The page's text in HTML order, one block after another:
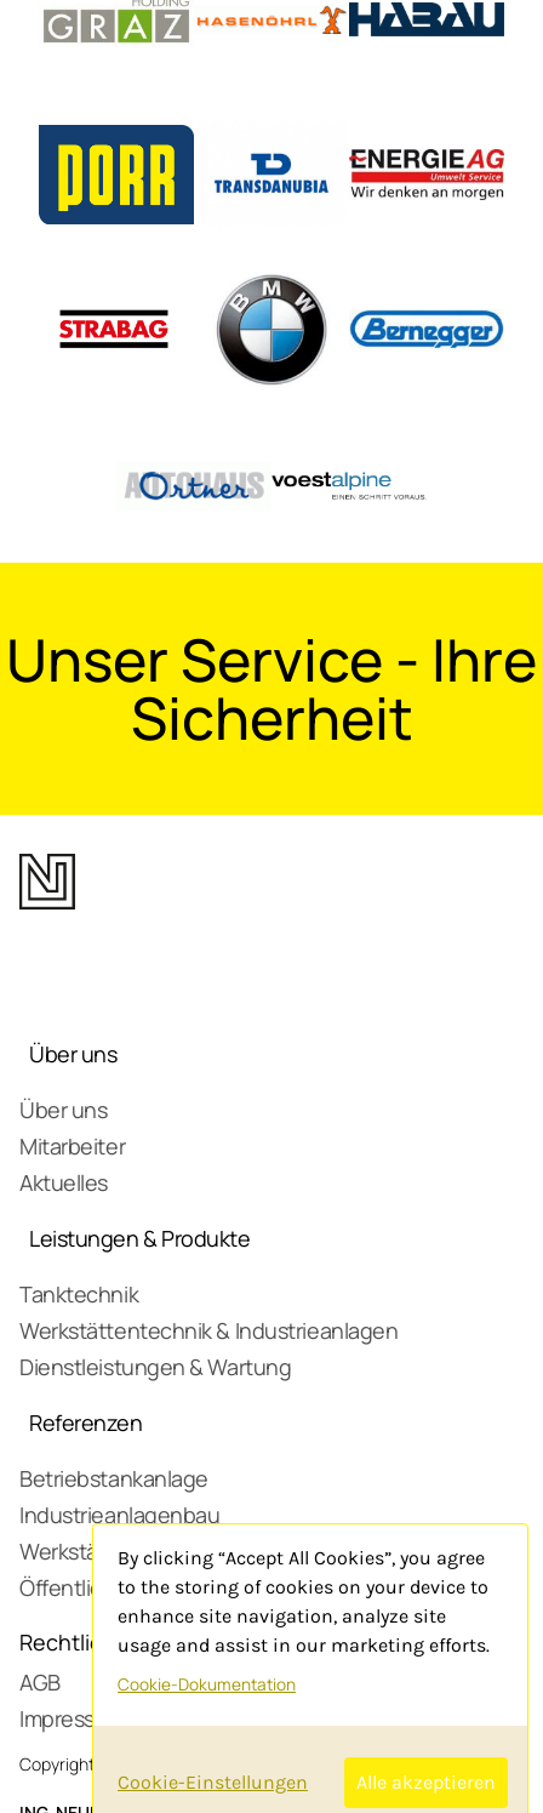
Unser Service - Ihre
Sicherheit
Über uns
Über uns
Mitarbeiter
Aktuelles
Leistungen & Produkte
Tanktechnik
Werkstättentechnik & Industrieanlagen
Dienstleistungen & Wartung
Referenzen
Betriebstankanlage
Industrieanlagenbau
Werkstätte
Öffentliche Tankstelle
Rechtliches
AGB
Impressum
Copyright 2025 neubauer-tank.at
By clicking “Accept All Cookies”, you agree
to the storing of cookies on your device to
enhance site navigation, analyze site
usage and assist in our marketing efforts.
Cookie-Dokumentation
Cookie-Einstellungen Alle akzeptieren